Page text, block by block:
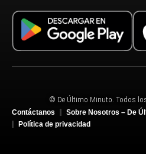
© De Último Minuto. Todos
Contáctanos
Sobre Nosotros – De
Política de privacidad